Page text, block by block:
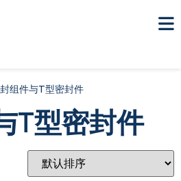
组件与T型密封件
T型密封件